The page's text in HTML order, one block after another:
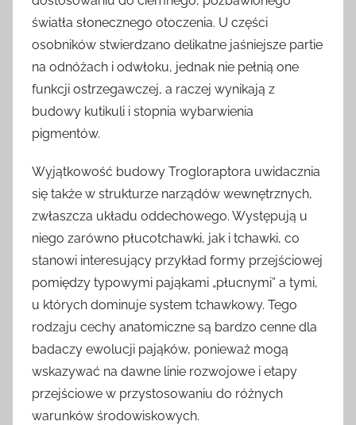
światła słonecznego otoczenia. U części
osobników stwierdzano delikatne jaśniejsze partie
na odnóżach i odwłoku, jednak nie pełnią one
funkcji ostrzegawczej, a raczej wynikają z
budowy kutikuli i stopnia wybarwienia
pigmentów.
Wyjątkowość budowy Trogloraptora uwidacznia
się także w strukturze narządów wewnętrznych,
zwłaszcza układu oddechowego. Występują u
niego zarówno płucotchawki, jak i tchawki, co
stanowi interesujący przykład formy przejściowej
pomiędzy typowymi pająkami „płucnymi” a tymi,
u których dominuje system tchawkowy. Tego
rodzaju cechy anatomiczne są bardzo cenne dla
badaczy ewolucji pająków, ponieważ mogą
wskazywać na dawne linie rozwojowe i etapy
przejściowe w przystosowaniu do różnych
warunków środowiskowych.